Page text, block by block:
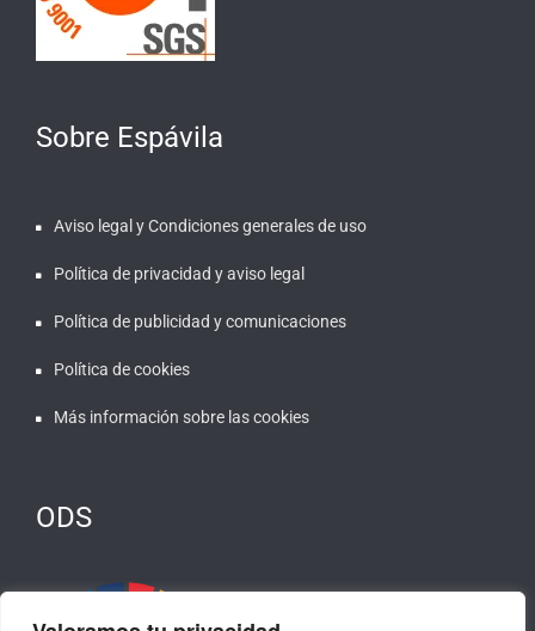
Sobre Espávila
Aviso legal y Condiciones generales de uso
Política de privacidad y aviso legal
Política de publicidad y comunicaciones
Política de cookies
Más información sobre las cookies
ODS